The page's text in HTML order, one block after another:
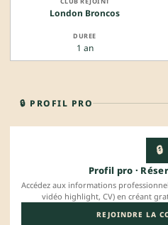
London Broncos
1 an
🔒 PROFIL PRO
🔒
Profil pro ·
Accédez aux informations
vidéo highlight, CV) en créant
REJOINDRE LA